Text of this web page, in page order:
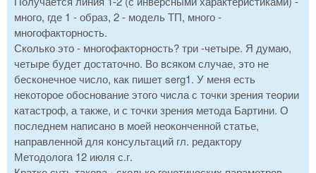
много, где 1 - образ, 2 - модель ТП, много -
многофакторность.
Сколько это - многофакторность? три -четыре. Я думаю,
четыре будет достаточно. Во всяком случае, это не
бесконечное число, как пишет serg1. У меня есть
некоторое обоснование этого числа с точки зрения теории
катастроф, а также, и с точки зрения метода Бартини. О
последнем написано в моей неоконченной статье,
направленной для консультаций гл. редактору
Методолога 12 июля с.г.